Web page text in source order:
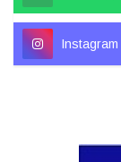
Instagram